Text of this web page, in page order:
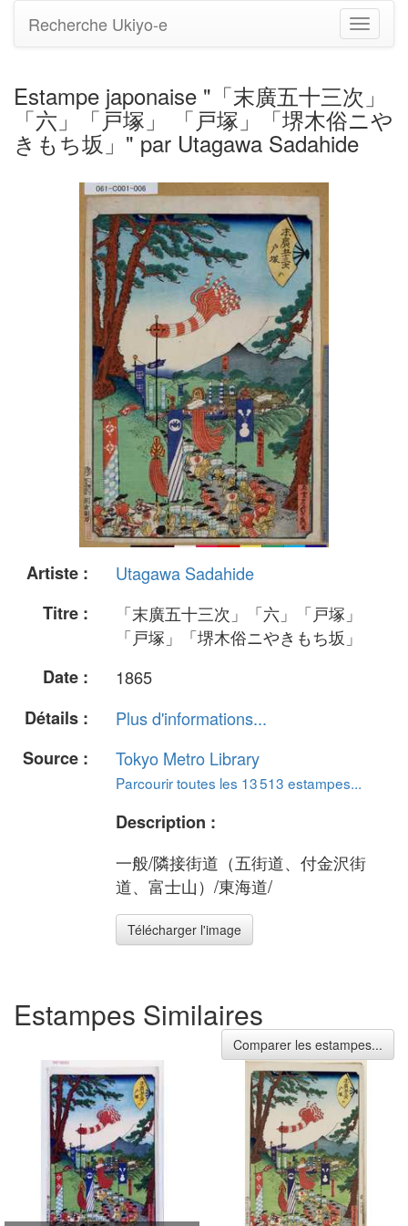
Basculer
la
Recherche Ukiyo-e
Estampe japonaise "「末廣五十三次」
「六」「戸塚」 「戸塚」「堺木俗ニや
きもち坂」" par Utagawa Sadahide
Artiste :
Utagawa Sadahide
Titre :
「末廣五十三次」「六」「戸塚」
「戸塚」「堺木俗ニやきもち坂」
Date :
1865
Détails :
Plus d'informations...
Source :
Tokyo Metro Library
Parcourir toutes les 13 513 estampes...
Description :
一般/隣接街道（五街道、付金沢街
道、富士山）/東海道/
Télécharger l'image
Estampes Similaires
Comparer les estampes...